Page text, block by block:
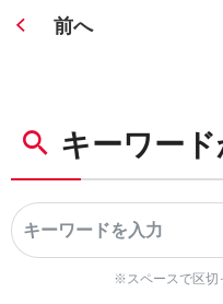
前へ
キーワー
※スペースで区切